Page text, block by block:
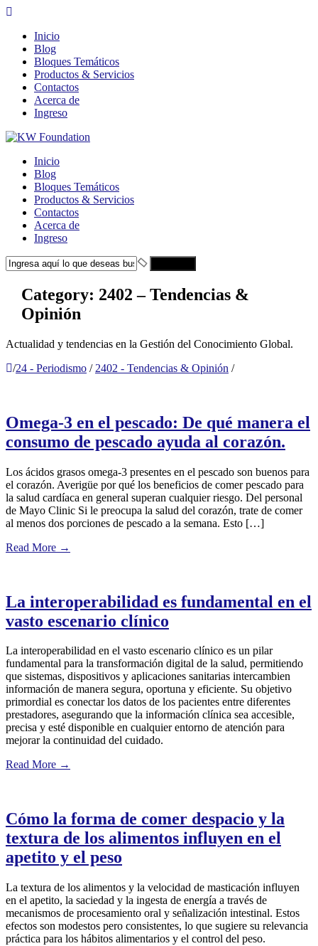
Inicio
Blog
Bloques Temáticos
Productos & Servicios
Contactos
Acerca de
Ingreso
Inicio
Blog
Bloques Temáticos
Productos & Servicios
Contactos
Acerca de
Ingreso
Category: 2402 – Tendencias &
Opinión
Actualidad y tendencias en la Gestión del Conocimiento Global.
/24 - Periodismo / 2402 - Tendencias & Opinión /
Omega-3 en el pescado: De qué manera el
consumo de pescado ayuda al corazón.
Los ácidos grasos omega-3 presentes en el pescado son buenos para
el corazón. Averigüe por qué los beneficios de comer pescado para
la salud cardíaca en general superan cualquier riesgo. Del personal
de Mayo Clinic Si le preocupa la salud del corazón, trate de comer
al menos dos porciones de pescado a la semana. Esto […]
Read More →
La interoperabilidad es fundamental en el
vasto escenario clínico
La interoperabilidad en el vasto escenario clínico es un pilar
fundamental para la transformación digital de la salud, permitiendo
que sistemas, dispositivos y aplicaciones sanitarias intercambien
información de manera segura, oportuna y eficiente. Su objetivo
primordial es conectar los datos de los pacientes entre diferentes
prestadores, asegurando que la información clínica sea accesible,
precisa y esté disponible en cualquier entorno de atención para
mejorar la continuidad del cuidado.
Read More →
Cómo la forma de comer despacio y la
textura de los alimentos influyen en el
apetito y el peso
La textura de los alimentos y la velocidad de masticación influyen
en el apetito, la saciedad y la ingesta de energía a través de
mecanismos de procesamiento oral y señalización intestinal. Estos
efectos son modestos pero consistentes, lo que sugiere su relevancia
práctica para los hábitos alimentarios y el control del peso.